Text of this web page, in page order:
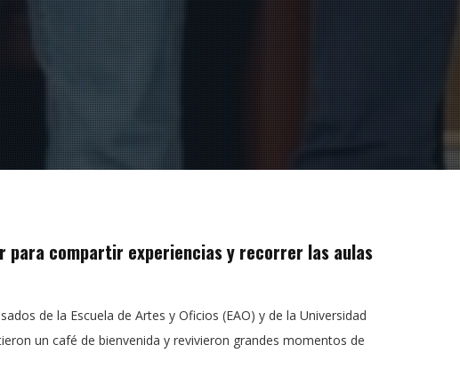
para compartir experiencias y recorrer las aulas
de la Escuela de Artes y Oficios (EAO) y de la Universidad
un café de bienvenida y revivieron grandes momentos de